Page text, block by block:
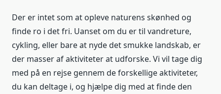
Der er intet som at opleve naturens skønhed og
finde ro i det fri. Uanset om du er til vandreture,
cykling, eller bare at nyde det smukke landskab, er
der masser af aktiviteter at udforske. Vi vil tage dig
med på en rejse gennem de forskellige aktiviteter,
du kan deltage i, og hjælpe dig med at finde den